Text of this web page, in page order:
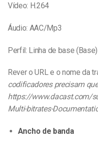
Vídeo: H.264
Áudio: AAC/Mp3
Perfil: Linha de base (Base)
Rever o URL e o nome da
codificadores precisam
https://www.dacast.com/
Multi-bitrates-
Ancho de banda